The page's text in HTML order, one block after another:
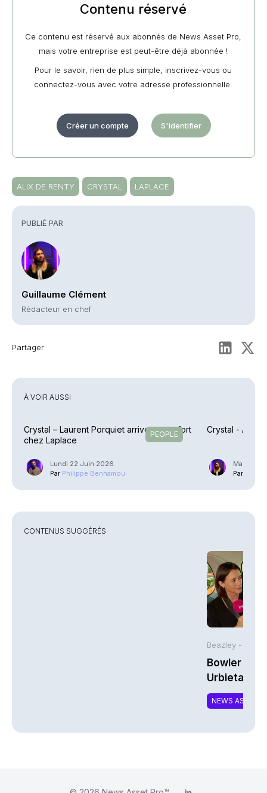
PUBLIÉ PAR
Guillaume Clément
Rédacteur en chef
Partager
Contenu réservé
Ce contenu est réservé aux abonnés de News Asset Pro,
mais votre entreprise est peut-être déjà abonnée !
Pour le savoir, rien de plus simple, inscrivez-vous ou
connectez-vous avec votre adresse professionnelle.
Créer un compte S'identifier
ALIX DE RENTY CRYSTAL LAPLACE
À VOIR AUSSI
PEOPLE
Crystal – Laurent Porquiet arrive en renfort
chez Laplace
Lundi 22 Juin 2026
Par Philippe Benhamou
Crystal -
Mardi 2
Par
CONTENUS SUGGÉRÉS
Beazley -
Bowler
Urbieta |
NEWS